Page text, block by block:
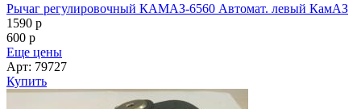
Рычаг регулировочный КАМАЗ-6560 Автомат. левый КамАЗ
1590 p
600 p
Еще цены
Арт: 79727
Купить